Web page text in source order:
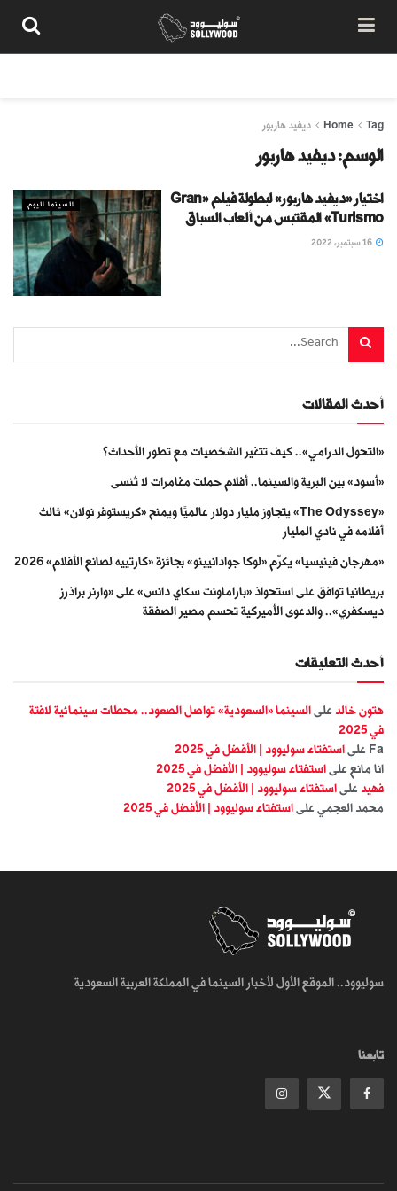
Home Tag ديفيد هاربور
الوسم:ديفيد هاربور
السينما اليوم
اختيار «ديفيد هاربور» لبطولة فيلم «Gran
Turismo» المقتبس من ألعاب السباق
أحدث المقالات
«التحول الدرامي».. كيف تتغير الشخصيات مع تطور الأحداث؟
«أسود» بين البرية والسينما.. أفلام حملت مغامرات لا تُنسى
«The Odyssey» يتجاوز مليار دولار عالميًا ويمنح «كريستوفر نولان» ثالث
أفلامه في نادي المليار
«مهرجان فينيسيا» يكرّم «لوكا جوادانيينو» بجائزة «كارتييه لصانع الأفلام» 2026
بريطانيا توافق على استحواذ «باراماونت سكاي دانس» على «وارنر براذرز
ديسكفري».. والدعوى الأميركية تحسم مصير الصفقة
أحدث التعليقات
هتون خالد على السينما «السعودية» تواصل الصعود.. محطات سينمائية لافتة
في 2025
Fa على استفتاء سوليوود | الأفضل في 2025
انا مانع على استفتاء سوليوود | الأفضل في 2025
فهيد على استفتاء سوليوود | الأفضل في 2025
محمد العجمي على استفتاء سوليوود | الأفضل في 2025
سوليوود.. الموقع الأول لأخبار السينما في المملكة العربية السعودية
تابعنا